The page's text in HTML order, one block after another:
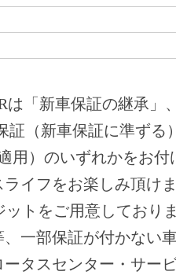
は「新車保証の継承」
証（新車保証に準ずる
用）のいずれかをお
イフをお楽しみ頂け
ットをご用意しており
一部保証が付かない
タスセンター・サー